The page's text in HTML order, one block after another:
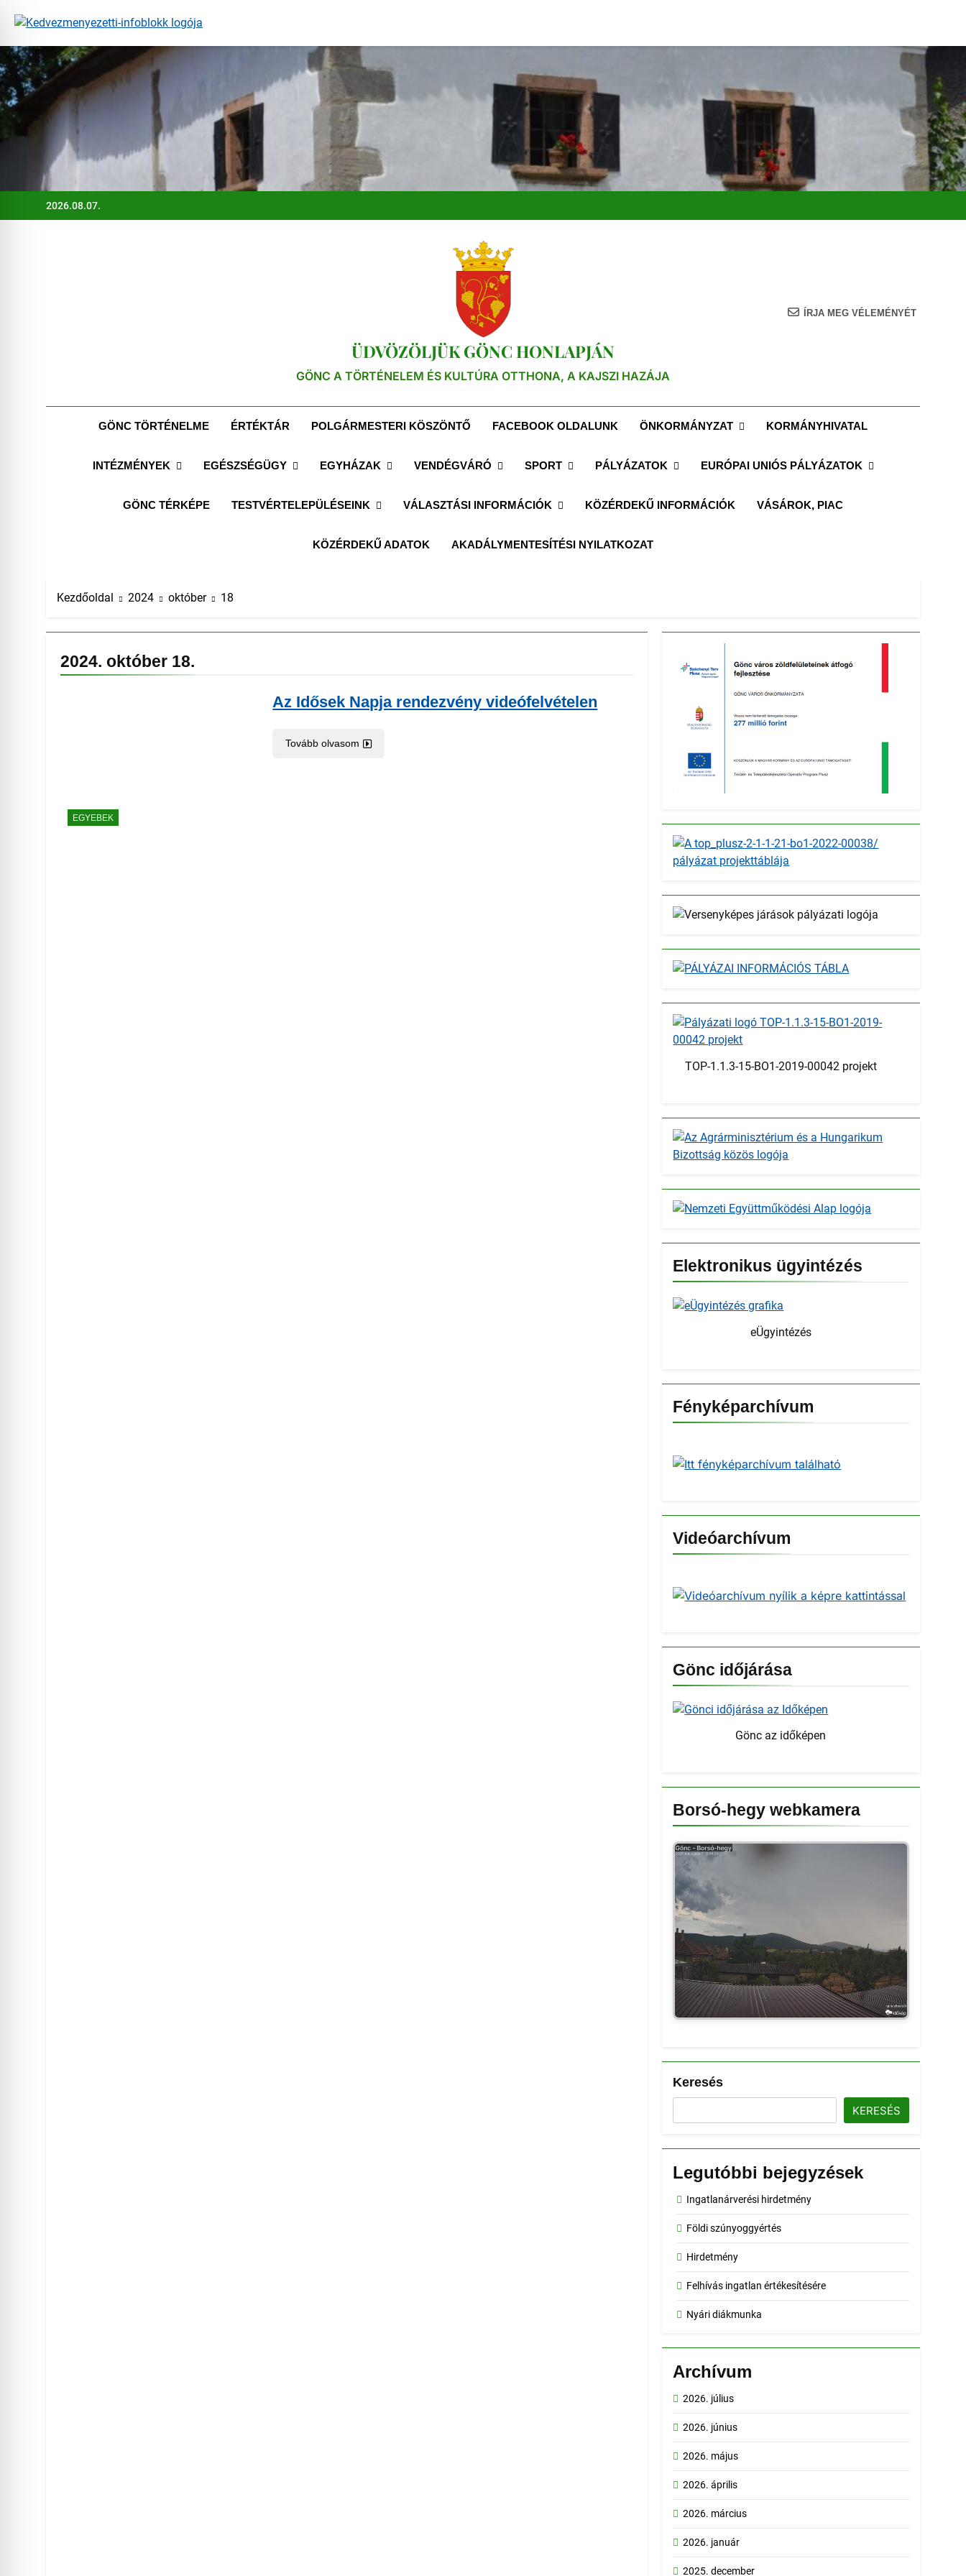
2026.08.07.
ÜDVÖZÖLJÜK GÖNC HONLAPJÁN
GÖNC A TÖRTÉNELEM ÉS KULTÚRA OTTHONA, A KAJSZI HAZÁJA
ÍRJA MEG VÉLEMÉNYÉT
GÖNC TÖRTÉNELME ÉRTÉKTÁR POLGÁRMESTERI KÖSZÖNTŐ FACEBOOK OLDALUNK ÖNKORMÁNYZAT KORMÁNYHIVATAL
INTÉZMÉNYEK EGÉSZSÉGÜGY EGYHÁZAK VENDÉGVÁRÓ SPORT PÁLYÁZATOK EURÓPAI UNIÓS PÁLYÁZATOK
GÖNC TÉRKÉPE TESTVÉRTELEPÜLÉSEINK VÁLASZTÁSI INFORMÁCIÓK KÖZÉRDEKŰ INFORMÁCIÓK VÁSÁROK, PIAC
KÖZÉRDEKŰ ADATOK AKADÁLYMENTESÍTÉSI NYILATKOZAT
Kezdőoldal 2024 október 18
2024. október 18.
EGYEBEK
Az Idősek Napja rendezvény videófelvételen
Tovább olvasom
TOP-1.1.3-15-BO1-2019-00042 projekt
Elektronikus ügyintézés
eÜgyintézés
Fényképarchívum
Videóarchívum
Gönc időjárása
Gönc az időképen
Borsó-hegy webkamera
Keresés
KERESÉS
Legutóbbi bejegyzések
Ingatlanárverési hirdetmény
Földi szúnyoggyértés
Hirdetmény
Felhívás ingatlan értékesítésére
Nyári diákmunka
Archívum
2026. július
2026. június
2026. május
2026. április
2026. március
2026. január
2025. december